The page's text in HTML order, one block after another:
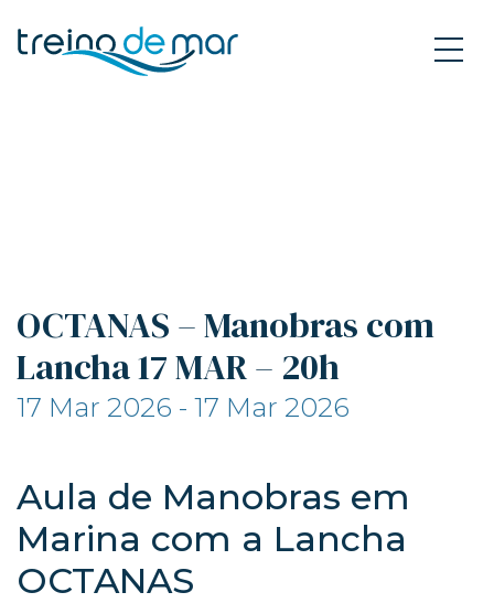
OCTANAS – Manobras com
Lancha 17 MAR – 20h
17 Mar 2026 - 17 Mar 2026
Aula de Manobras em
Marina com a Lancha
OCTANAS